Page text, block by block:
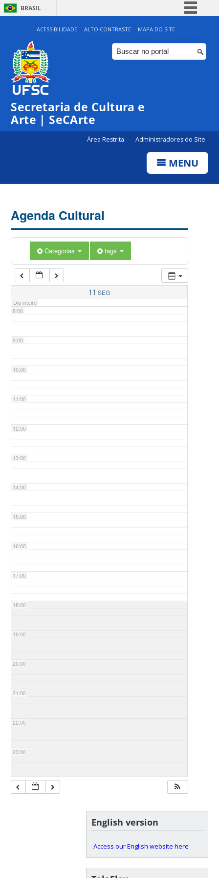
BRASIL
Simplifique!
Comunica BR
Participe
ACESSIBILIDADE ALTO CONTRASTE MAPA DO SITE
Secretaria de Cultura e
Arte | SeCArte
Área Restrita Administradores do Site
MENU
Agenda Cultural
Categorias tags
11 SEG
Dia inteiro
0:00
1:00
5:00
7:00
8:00
9:00
10:00
11:00
12:00
13:00
14:00
15:00
16:00
17:00
18:00
19:00
20:00
21:00
22:00
23:00
English version
Access our English website here